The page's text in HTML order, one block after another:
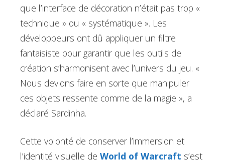
que l’interface de décoration n’était pas trop «
technique » ou « systématique ». Les
développeurs ont dû appliquer un filtre
fantaisiste pour garantir que les outils de
création s’harmonisent avec l’univers du jeu. «
Nous devions faire en sorte que manipuler
ces objets ressente comme de la magie », a
déclaré Sardinha.
Cette volonté de conserver l’immersion et
l’identité visuelle de World of Warcraft s’est